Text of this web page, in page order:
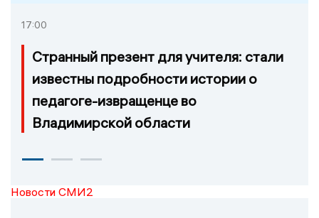
17:00
Странный презент для учителя: стали
известны подробности истории о
педагоге-извращенце во
Владимирской области
Новости СМИ2